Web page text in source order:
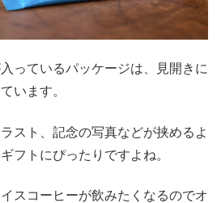
っているパッケージは、見開きに
います。
スト、記念の写真などが挟めるよ
フトにぴったりですよね。
スコーヒーが飲みたくなるのでオ